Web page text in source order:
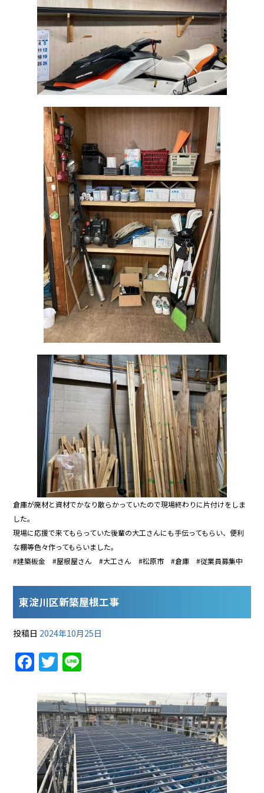
倉庫が廃材と資材でかなり散らかっていたので現場終わりに片付けをしま
した。
現場に応援で来てもらっていた後輩の大工さんにも手伝ってもらい、便利
な棚等色々作ってもらいました。
#建築板金 #屋根屋さん #大工さん #松原市 #倉庫 #従業員募集中
東淀川区新築屋根工事
投稿日 2024年10月25日
F
a
c
e
b
o
o
T
w
itt
er
e